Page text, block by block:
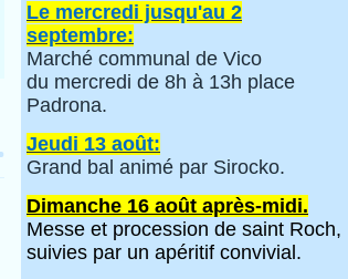
Le mercredi jusqu'au 2
septembre:
Marché communal de Vico
du mercredi de 8h à 13h place
Padrona.
Jeudi 13 août:
Grand bal animé par Sirocko.
Dimanche 16 août après-midi.
Messe et procession de saint Roch,
suivies par un apéritif convivial.